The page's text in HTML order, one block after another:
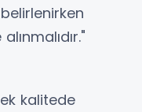
kalitede